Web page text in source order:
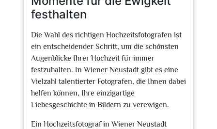
festhalten
Die Wahl des richtigen Hochzeitsfotografen ist
ein entscheidender Schritt, um die schönsten
Augenblicke Ihrer Hochzeit für immer
festzuhalten. In Wiener Neustadt gibt es eine
Vielzahl talentierter Fotografen, die Ihnen dabei
helfen können, Ihre einzigartige
Liebesgeschichte in Bildern zu verewigen.
Ein Hochzeitsfotograf in Wiener Neustadt